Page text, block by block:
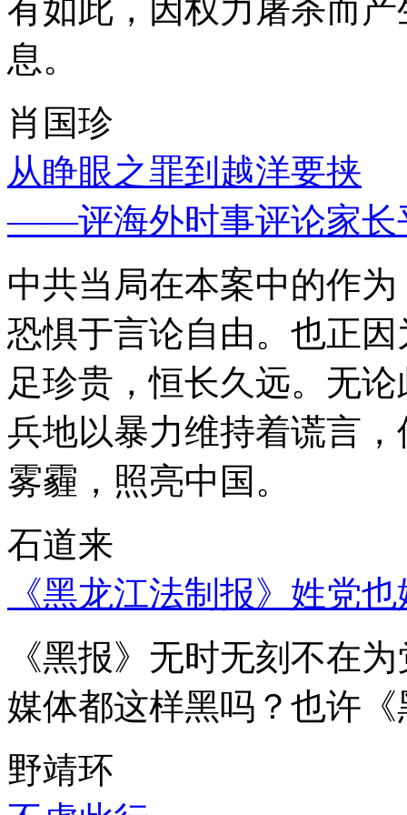
有如此，因权力屠杀而
息。
肖国珍
从睁眼之罪到越洋要挟
——评海外时事评论家长
中共当局在本案中的作
恐惧于言论自由。也正
足珍贵，恒长久远。无
兵地以暴力维持着谎言
雾霾，照亮中国。
石道来
《黑龙江法制报》姓党
《黑报》无时无刻不在
媒体都这样黑吗？也许
野靖环